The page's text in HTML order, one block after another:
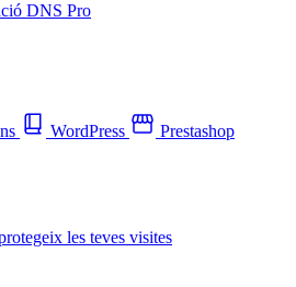
DNS Pro
WordPress Prestashop
les teves visites